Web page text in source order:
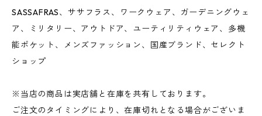
SASSAFRAS、ササフラス、ワークウェア、ガーデニングウェ
ア、ミリタリー、アウトドア、ユーティリティウェア、多機
能ポケット、メンズファッション、国産ブランド、セレクト
ショップ
※当店の商品は実店舗と在庫を共有しております。
ご注文のタイミングにより、在庫切れとなる場合がございま